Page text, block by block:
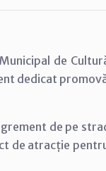
de
dedicat
de pe
de atracție